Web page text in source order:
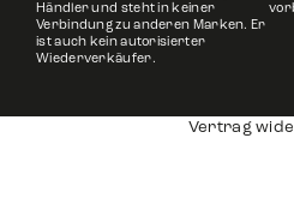
Händler und steht in keiner
Verbindung zu anderen Marken. Er
ist auch kein autorisierter
Wiederverkäufer.
Vertrag